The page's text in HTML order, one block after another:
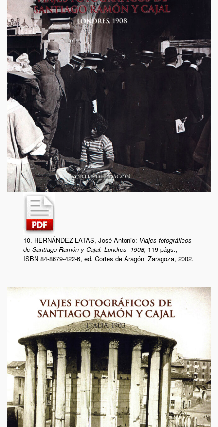
10. HERNÁNDEZ LATAS, José Antonio: Viajes fotográficos
de Santiago Ramón y Cajal. Londres, 1908, 119 págs.,
ISBN 84-8679-422-6, ed. Cortes de Aragón, Zaragoza, 2002.